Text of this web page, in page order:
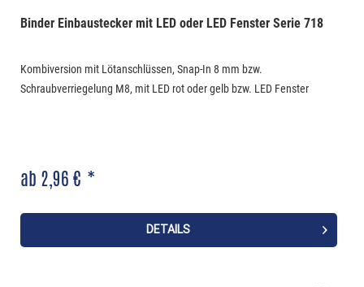
Binder Einbaustecker mit LED oder LED Fenster Serie 718
Kombiversion mit Lötanschlüssen, Snap-In 8 mm bzw.
Schraubverriegelung M8, mit LED rot oder gelb bzw. LED Fenster
ab 2,96 € *
DETAILS